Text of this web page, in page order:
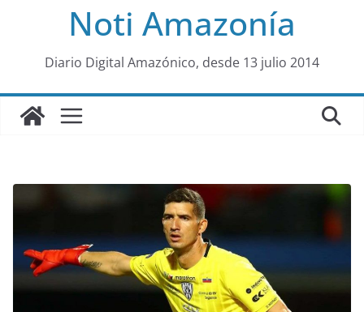
al
Noti Amazonía
Diario Digital Amazónico, desde 13 julio 2014